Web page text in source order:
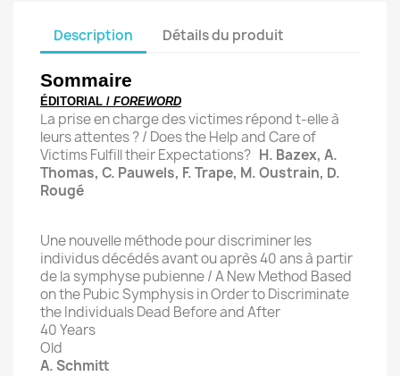
Description Détails du produit
Sommaire
ÉDITORIAL / FOREWORD
La prise en charge des victimes répond t-elle à
leurs attentes ? / Does the Help and Care of
Victims Fulfill their Expectations? H. Bazex, A.
Thomas, C. Pauwels, F. Trape, M. Oustrain, D.
Rougé
Une nouvelle méthode pour discriminer les
individus décédés avant ou après 40 ans à partir
de la symphyse pubienne / A New Method Based
on the Pubic Symphysis in Order to Discriminate
the Individuals Dead Before and After
40 Years
A. Schmitt